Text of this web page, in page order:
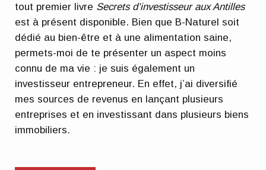
tout premier livre Secrets d’investisseur aux Antilles
est à présent disponible. Bien que B-Naturel soit
dédié au bien-être et à une alimentation saine,
permets-moi de te présenter un aspect moins
connu de ma vie : je suis également un
investisseur entrepreneur. En effet, j’ai diversifié
mes sources de revenus en lançant plusieurs
entreprises et en investissant dans plusieurs biens
immobiliers.